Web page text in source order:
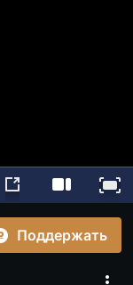
Поддержать